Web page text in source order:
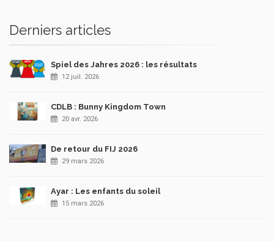
Derniers articles
Spiel des Jahres 2026 : les résultats
12 juil. 2026
CDLB : Bunny Kingdom Town
20 avr. 2026
De retour du FIJ 2026
29 mars 2026
Ayar : Les enfants du soleil
15 mars 2026